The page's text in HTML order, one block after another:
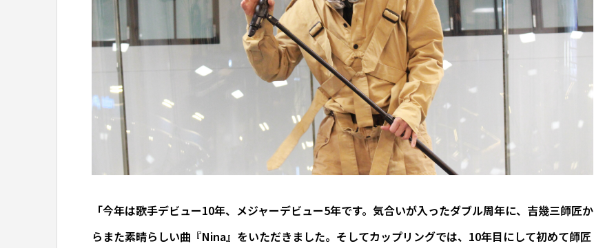
「今年は歌手デビュー10年、メジャーデビュー5年です。気合いが入ったダブル周年に、吉幾三師匠か
らまた素晴らしい曲『Nina』をいただきました。そしてカップリングでは、10年目にして初めて師匠